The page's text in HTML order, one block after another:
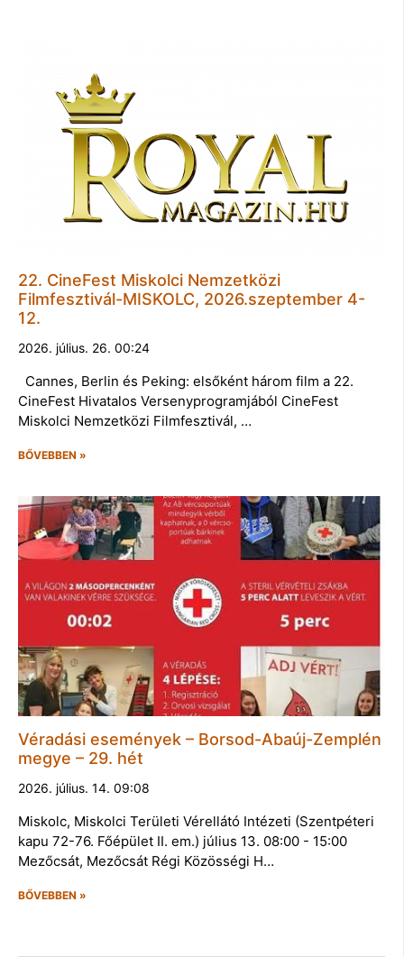
22. CineFest Miskolci Nemzetközi
Filmfesztivál-MISKOLC, 2026.szeptember 4-
12.
2026. július. 26. 00:24
Cannes, Berlin és Peking: elsőként három film a 22.
CineFest Hivatalos Versenyprogramjából CineFest
Miskolci Nemzetközi Filmfesztivál, …
BŐVEBBEN »
Véradási események – Borsod-Abaúj-Zemplén
megye – 29. hét
2026. július. 14. 09:08
Miskolc, Miskolci Területi Vérellátó Intézeti (Szentpéteri
kapu 72-76. Főépület II. em.) július 13. 08:00 - 15:00
Mezőcsát, Mezőcsát Régi Közösségi H…
BŐVEBBEN »